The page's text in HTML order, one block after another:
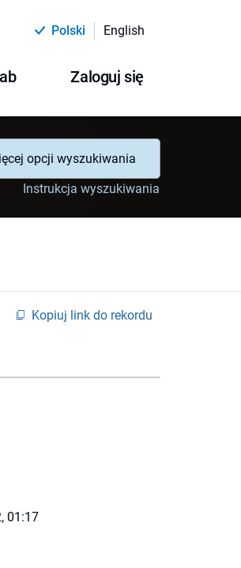
Polski English
Zaloguj się
opcji wyszukiwania
Instrukcja wyszukiwania
Kopiuj link do rekordu
01:17